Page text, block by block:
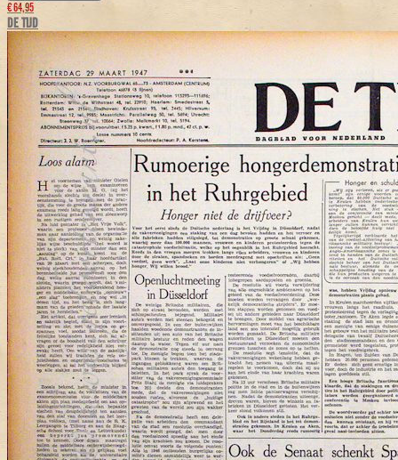
€ 64,95
DE TIJD